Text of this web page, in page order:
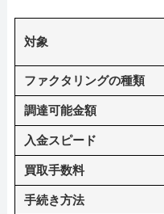
対象
ファクタリングの種類
調達可能金額
入金スピード
買取手数料
手続き方法